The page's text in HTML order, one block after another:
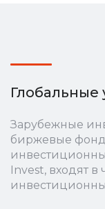
Зарубежные
биржевые
Invest, входят